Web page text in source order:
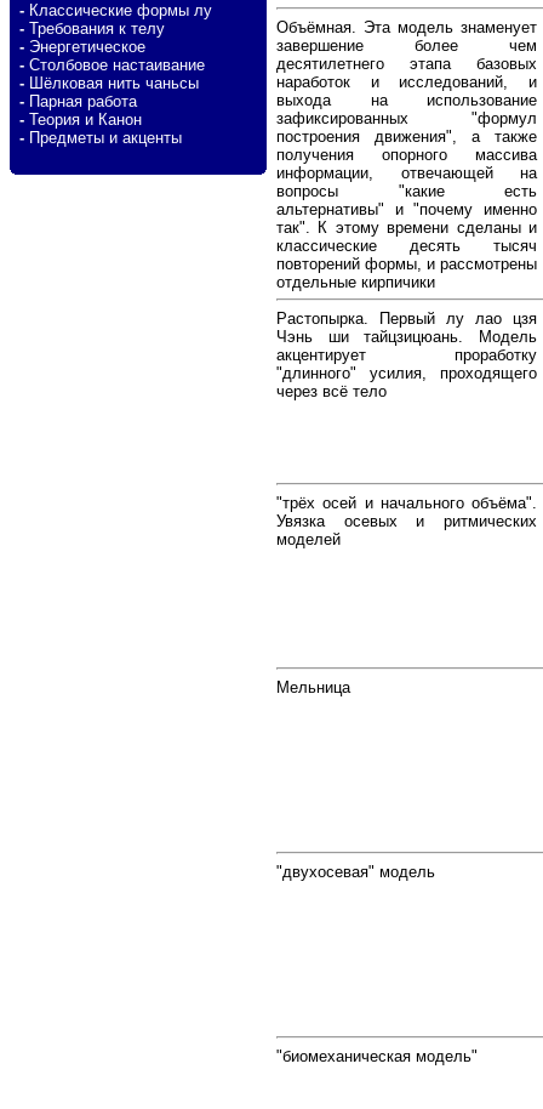
- Классические формы лу
- Требования к телу
- Энергетическое
- Столбовое настаивание
- Шёлковая нить чаньсы
- Парная работа
- Теория и Канон
- Предметы и акценты
Объёмная. Эта модель знаменует
завершение более чем
десятилетнего этапа базовых
наработок и исследований, и
выхода на использование
зафиксированных "формул
построения движения", а также
получения опорного массива
информации, отвечающей на
вопросы "какие есть
альтернативы" и "почему именно
так". К этому времени сделаны и
классические десять тысяч
повторений формы, и рассмотрены
отдельные кирпичики
Растопырка. Первый лу лао цзя
Чэнь ши тайцзицюань. Модель
акцентирует проработку
"длинного" усилия, проходящего
через всё тело
"трёх осей и начального объёма".
Увязка осевых и ритмических
моделей
Мельница
"двухосевая" модель
"биомеханическая модель"